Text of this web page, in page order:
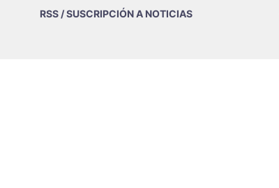
RSS / SUSCRIPCIÓN A NOTICIAS